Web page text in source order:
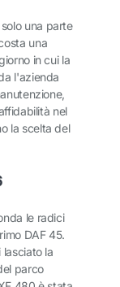
una parte
una
in cui la
l'azienda
nel
la scelta del
le radici
DAF 45.
lasciato la
parco